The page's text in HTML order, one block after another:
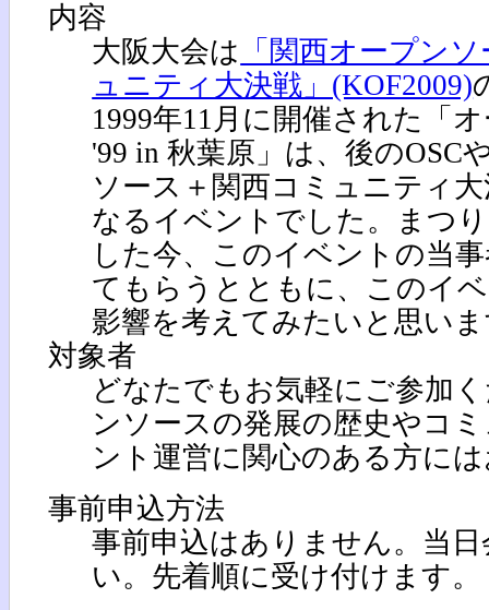
内容
大阪大会は
「関西オープン
ュニティ大決戦」(KOF2009)
1999年11月に開催された「
'99 in 秋葉原」は、後のOSC
ソース＋関西コミュニティ
なるイベントでした。まつ
した今、このイベントの当
てもらうとともに、このイ
影響を考えてみたいと思い
対象者
どなたでもお気軽にご参加
ンソースの発展の歴史やコ
ント運営に関心のある方に
事前申込方法
事前申込はありません。当
い。先着順に受け付けます。